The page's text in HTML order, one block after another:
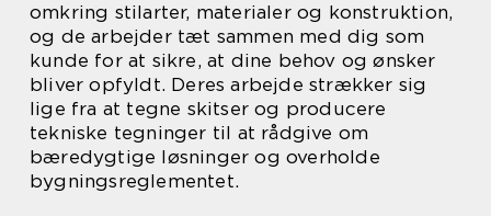
omkring stilarter, materialer og konstruktion,
og de arbejder tæt sammen med dig som
kunde for at sikre, at dine behov og ønsker
bliver opfyldt. Deres arbejde strækker sig
lige fra at tegne skitser og producere
tekniske tegninger til at rådgive om
bæredygtige løsninger og overholde
bygningsreglementet.